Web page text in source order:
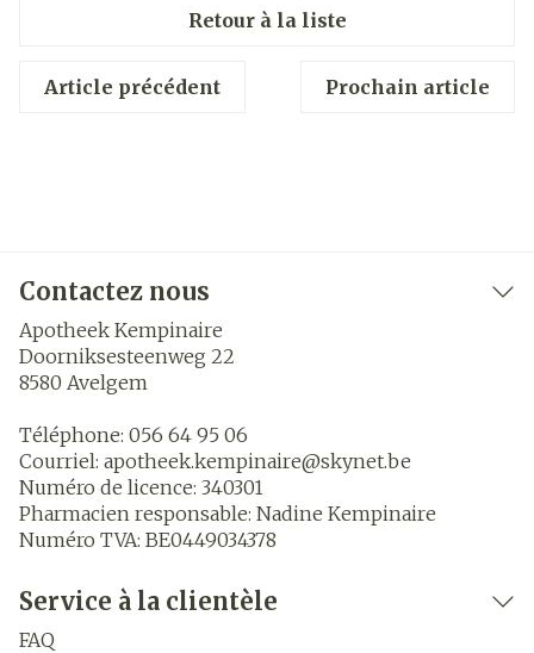
Retour à la liste
Article précédent Prochain article
Contactez nous
Apotheek Kempinaire
Doorniksesteenweg 22
8580 Avelgem
Téléphone: 056 64 95 06
Courriel: apotheek.kempinaire@skynet.be
Numéro de licence: 340301
Pharmacien responsable: Nadine Kempinaire
Numéro TVA: BE0449034378
Service à la clientèle
FAQ